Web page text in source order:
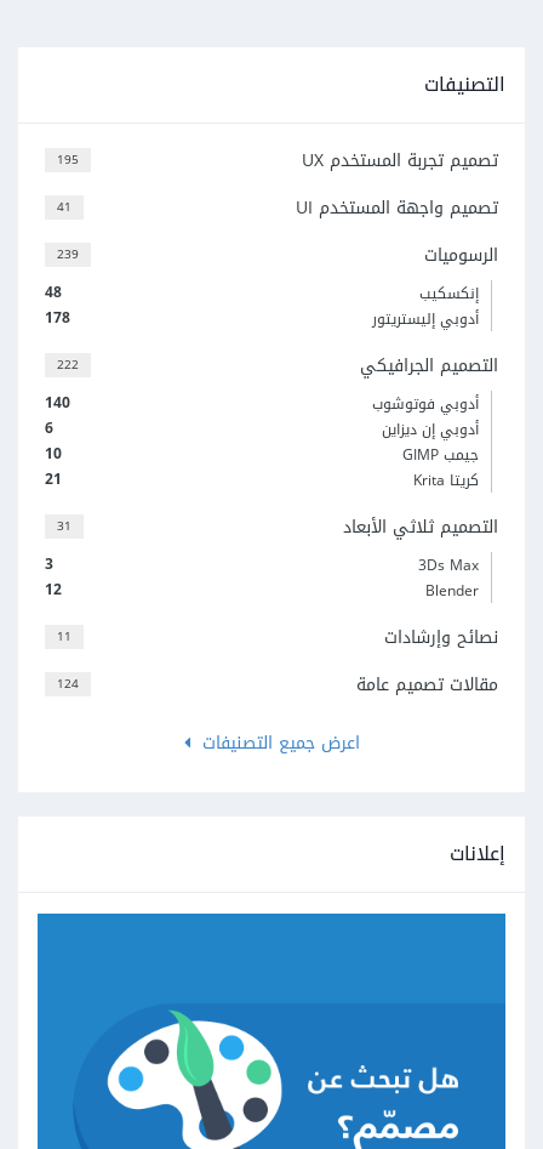
التصنيفات
195 تصميم تجربة المستخدم UX
41 تصميم واجهة المستخدم UI
239 الرسوميات
48
إنكسكيب
178
أدوبي إليستريتور
222 التصميم الجرافيكي
140
أدوبي فوتوشوب
6
أدوبي إن ديزاين
10
جيمب GIMP
21
كريتا Krita
31 التصميم ثلاثي الأبعاد
3
3Ds Max
12
Blender
11 نصائح وإرشادات
124
مقالات تصميم عامة
اعرض جميع التصنيفات
إعلانات